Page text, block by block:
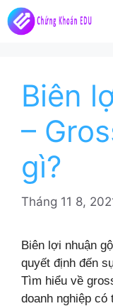
Chuyển
đến
Biên
–
gì?
Tháng 11 8,
Biên lợi nhuận
quyết định đến
Tìm hiểu về
doanh nghiệp